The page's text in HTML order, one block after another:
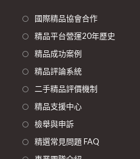
國際精品協會合作
精品平台營運20年歷史
精品成功案例
精品評論系統
二手精品評價機制
精品支援中心
檢舉與申訴
精選常見問題 FAQ